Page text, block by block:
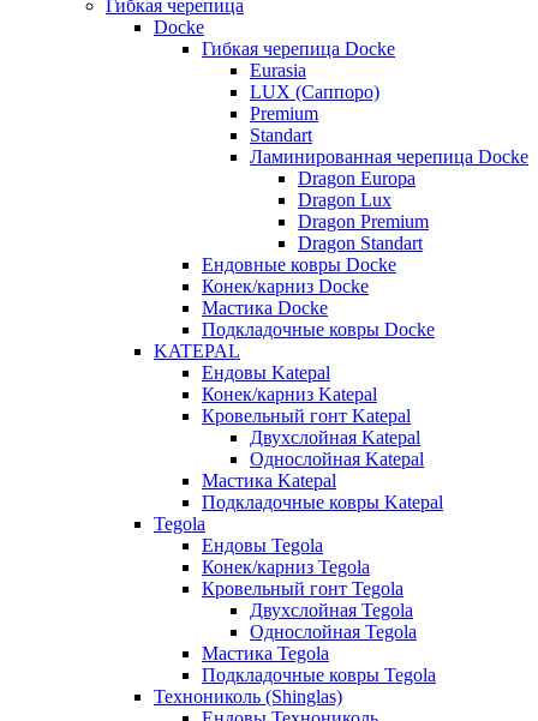
Гибкая черепица
Docke
Гибкая черепица Docke
Eurasia
LUX (Саппоро)
Premium
Standart
Ламинированная черепица Docke
Dragon Europa
Dragon Lux
Dragon Premium
Dragon Standart
Ендовные ковры Docke
Конек/карниз Docke
Мастика Docke
Подкладочные ковры Docke
KATEPAL
Ендовы Katepal
Конек/карниз Katepal
Кровельный гонт Katepal
Двухслойная Katepal
Однослойная Katepal
Мастика Katepal
Подкладочные ковры Katepal
Tegola
Ендовы Tegola
Конек/карниз Tegola
Кровельный гонт Tegola
Двухслойная Tegola
Однослойная Tegola
Мастика Tegola
Подкладочные ковры Tegola
Технониколь (Shinglas)